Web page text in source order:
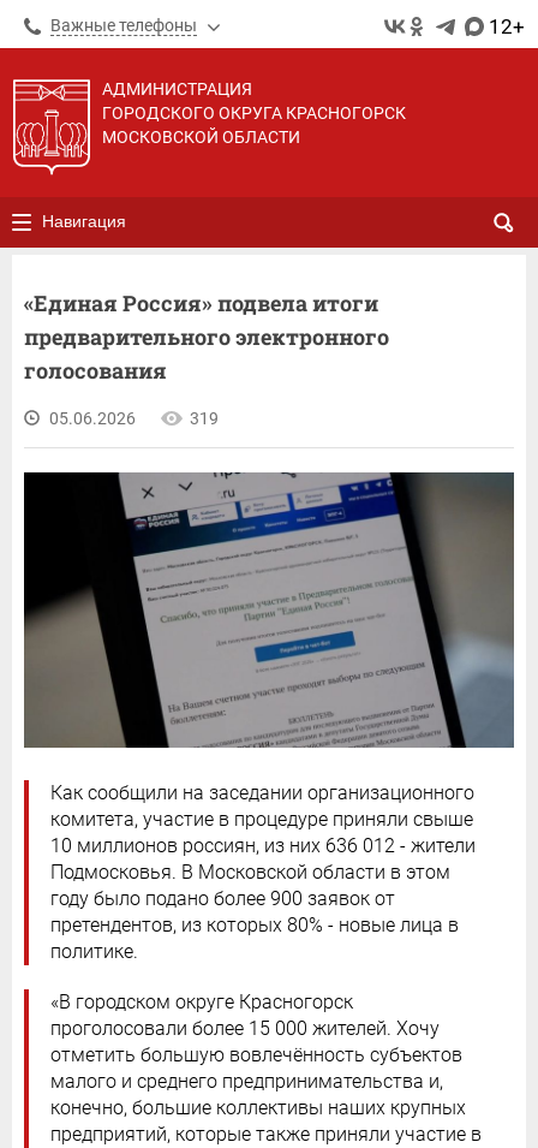
Важные телефоны 12+
АДМИНИСТРАЦИЯ
ГОРОДСКОГО ОКРУГА КРАСНОГОРСК
МОСКОВСКОЙ ОБЛАСТИ
Навигация
«Единая Россия» подвела итоги
предварительного электронного
голосования
05.06.2026 319
Как сообщили на заседании организационного
комитета, участие в процедуре приняли свыше
10 миллионов россиян, из них 636 012 - жители
Подмосковья. В Московской области в этом
году было подано более 900 заявок от
претендентов, из которых 80% - новые лица в
политике.
«В городском округе Красногорск
проголосовали более 15 000 жителей. Хочу
отметить большую вовлечённость субъектов
малого и среднего предпринимательства и,
конечно, большие коллективы наших крупных
предприятий, которые также приняли участие в